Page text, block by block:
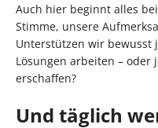
Auch hier beginnt alles
Stimme, unsere
Unterstützen wir
Lösungen arbeiten –
erschaffen?
Und täglich